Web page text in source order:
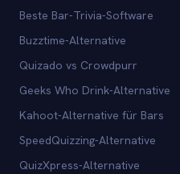
Beste Bar-Trivia-Software
Buzztime-Alternative
Quizado vs Crowdpurr
Geeks Who Drink-Alternative
Kahoot-Alternative für Bars
SpeedQuizzing-Alternative
QuizXpress-Alternative